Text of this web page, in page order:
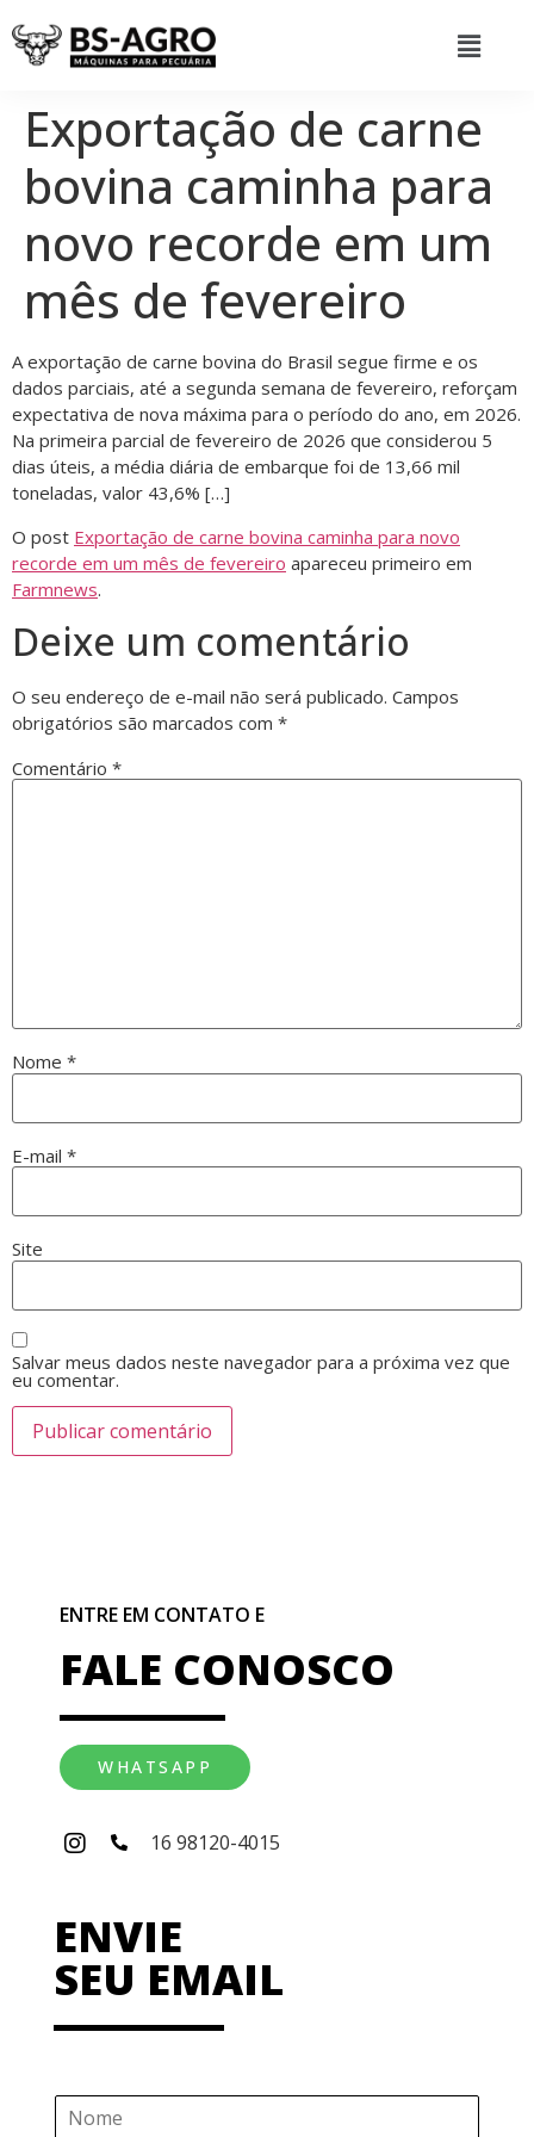
Exportação de carne
bovina caminha para
novo recorde em um
mês de fevereiro
A exportação de carne bovina do Brasil segue firme e os
dados parciais, até a segunda semana de fevereiro, reforçam
expectativa de nova máxima para o período do ano, em 2026.
Na primeira parcial de fevereiro de 2026 que considerou 5
dias úteis, a média diária de embarque foi de 13,66 mil
toneladas, valor 43,6% […]
O post Exportação de carne bovina caminha para novo
recorde em um mês de fevereiro apareceu primeiro em
Farmnews.
Deixe um comentário
O seu endereço de e-mail não será publicado. Campos
obrigatórios são marcados com *
Comentário *
Nome *
E-mail *
Site
Salvar meus dados neste navegador para a próxima vez que
eu comentar.
ENTRE EM CONTATO E
FALE CONOSCO
WHATSAPP
16 98120-4015
ENVIE
SEU EMAIL
N